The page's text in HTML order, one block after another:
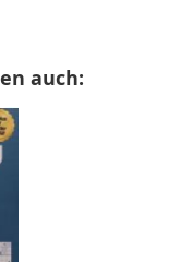
auch: